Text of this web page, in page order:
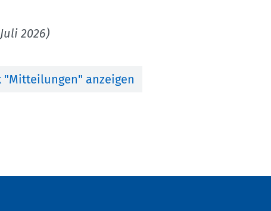
2026)
anzeigen